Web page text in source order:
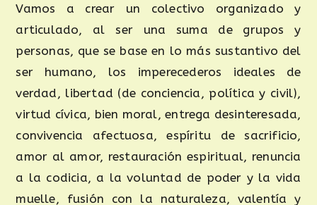
Vamos a crear un colectivo organizado y
articulado, al ser una suma de grupos y
personas, que se base en lo más sustantivo del
ser humano, los imperecederos ideales de
verdad, libertad (de conciencia, política y civil),
virtud cívica, bien moral, entrega desinteresada,
convivencia afectuosa, espíritu de sacrificio,
amor al amor, restauración espiritual, renuncia
a la codicia, a la voluntad de poder y la vida
muelle, fusión con la naturaleza, valentía y